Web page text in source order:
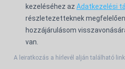
kezeléséhez az Adatkezelési
részletezetteknek
hozzájárulásom
van.
A leiratkozás a hírlevél alján található